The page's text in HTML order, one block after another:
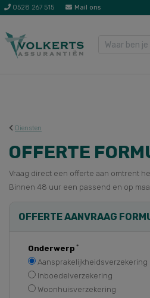
0528 267 515 Mail ons
Diensten
OFFERTE
Vraag direct een offerte aan omtrent
Binnen 48 uur een passend en op
OFFERTE AANVRAAG
Onderwerp
Aansprakelijkheidsverzekering
Inboedelverzekering
Woonhuisverzekering